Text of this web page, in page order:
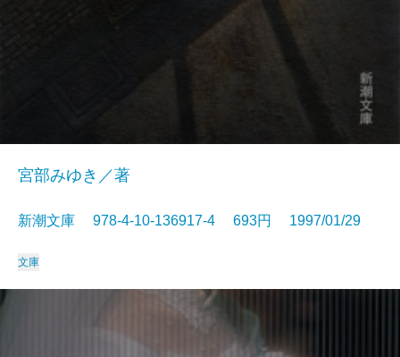
宮部みゆき／著
新潮文庫 978-4-10-136917-4 693円 1997/01/29
文庫